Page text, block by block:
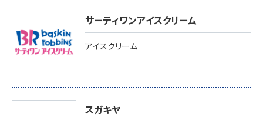
サーティワンアイスクリーム
アイスクリーム
スガキヤ